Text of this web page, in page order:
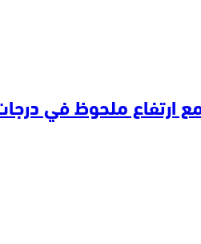
ملحوظ في درجات